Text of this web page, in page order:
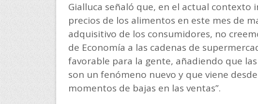
Gialluca señaló que, en el actual contexto
precios de los alimentos en este mes de
adquisitivo de los consumidores, no
de Economía a las cadenas de
favorable para la gente, añadiendo que
son un fenómeno nuevo y que viene
momentos de bajas en las ventas”.